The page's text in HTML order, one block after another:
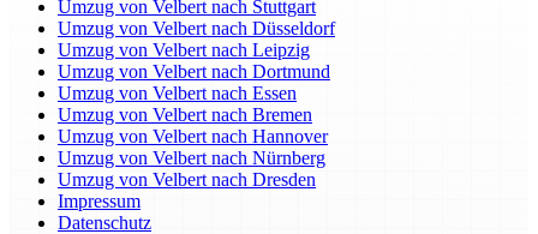
Umzug von Velbert nach Stuttgart
Umzug von Velbert nach Düsseldorf
Umzug von Velbert nach Leipzig
Umzug von Velbert nach Dortmund
Umzug von Velbert nach Essen
Umzug von Velbert nach Bremen
Umzug von Velbert nach Hannover
Umzug von Velbert nach Nürnberg
Umzug von Velbert nach Dresden
Impressum
Datenschutz